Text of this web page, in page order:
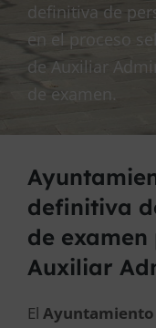
definitiva de
en el proceso
de Auxiliar
de examen.
definitiva
de
Auxiliar
El Ayuntamiento